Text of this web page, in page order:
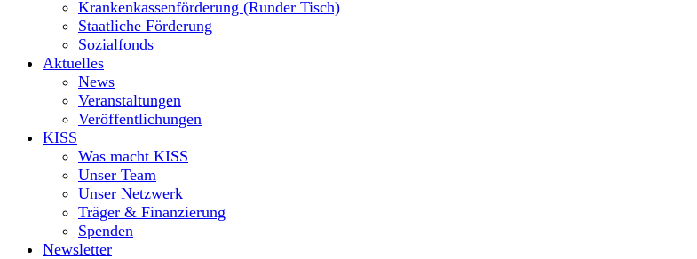
Krankenkassenförderung (Runder Tisch)
Staatliche Förderung
Sozialfonds
Aktuelles
News
Veranstaltungen
Veröffentlichungen
KISS
Was macht KISS
Unser Team
Unser Netzwerk
Träger & Finanzierung
Spenden
Newsletter